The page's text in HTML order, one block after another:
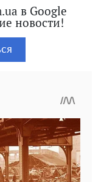
в Google
новости!